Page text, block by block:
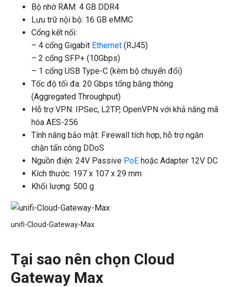
Bộ nhớ RAM: 4 GB DDR4
Lưu trữ nội bộ: 16 GB eMMC
Cổng kết nối:
– 4 cổng Gigabit Ethernet (RJ45)
– 2 cổng SFP+ (10Gbps)
– 1 cổng USB Type-C (kèm bộ chuyển đổi)
Tốc độ tối đa: 20 Gbps tổng băng thông
(Aggregated Throughput)
Hỗ trợ VPN: IPSec, L2TP, OpenVPN với khả năng mã
hóa AES-256
Tính năng bảo mật: Firewall tích hợp, hỗ trợ ngăn
chặn tấn công DDoS
Nguồn điện: 24V Passive PoE hoặc Adapter 12V DC
Kích thước: 197 x 107 x 29 mm
Khối lượng: 500 g
unifi-Cloud-Gateway-Max
Tại sao nên chọn Cloud
Gateway Max